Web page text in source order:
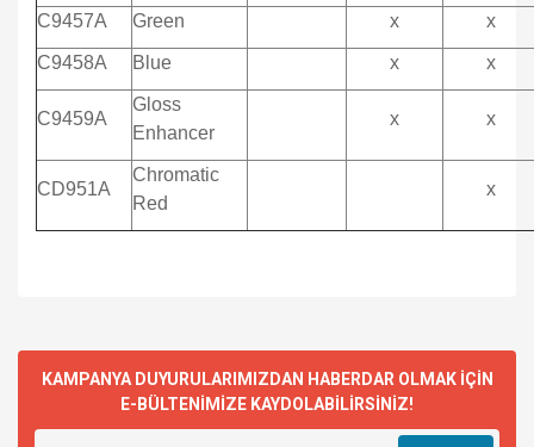
C9457A Green x x
C9458A Blue x x
C9459A
Gloss
Enhancer
x x
CD951A
Chromatic
Red
x
KAMPANYA DUYURULARIMIZDAN HABERDAR OLMAK İÇİN
E-BÜLTENİMİZE KAYDOLABİLİRSİNİZ!